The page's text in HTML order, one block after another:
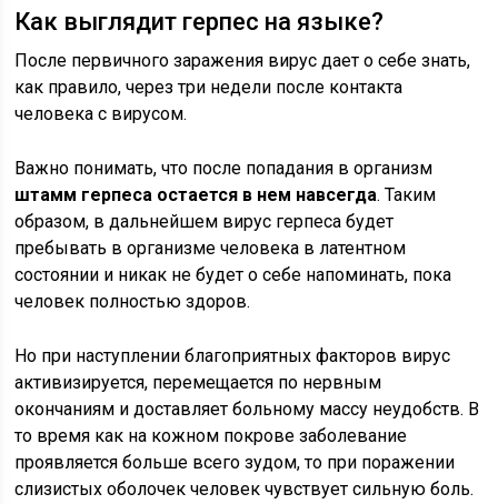
Как выглядит герпес на языке?
После первичного заражения вирус дает о себе знать,
как правило, через три недели после контакта
человека с вирусом.
Важно понимать, что после попадания в организм
штамм герпеса остается в нем навсегда. Таким
образом, в дальнейшем вирус герпеса будет
пребывать в организме человека в латентном
состоянии и никак не будет о себе напоминать, пока
человек полностью здоров.
Но при наступлении благоприятных факторов вирус
активизируется, перемещается по нервным
окончаниям и доставляет больному массу неудобств. В
то время как на кожном покрове заболевание
проявляется больше всего зудом, то при поражении
слизистых оболочек человек чувствует сильную боль.